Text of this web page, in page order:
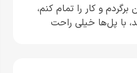
برگردم و کار را تمام کنم،
با پل‌ها خیلی راحت